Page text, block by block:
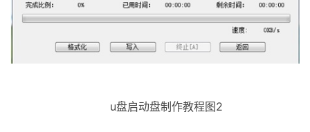
u盘启动盘制作教程图2